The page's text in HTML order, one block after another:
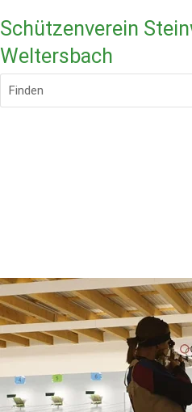
Schützenverein
Weltersbach
Finden